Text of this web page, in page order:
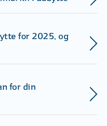
for 2025, og
for din